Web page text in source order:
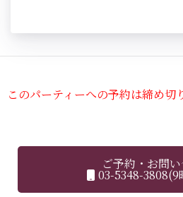
このパーティーへの予約は締め切
ご予約・お問
03-5348-3808(9